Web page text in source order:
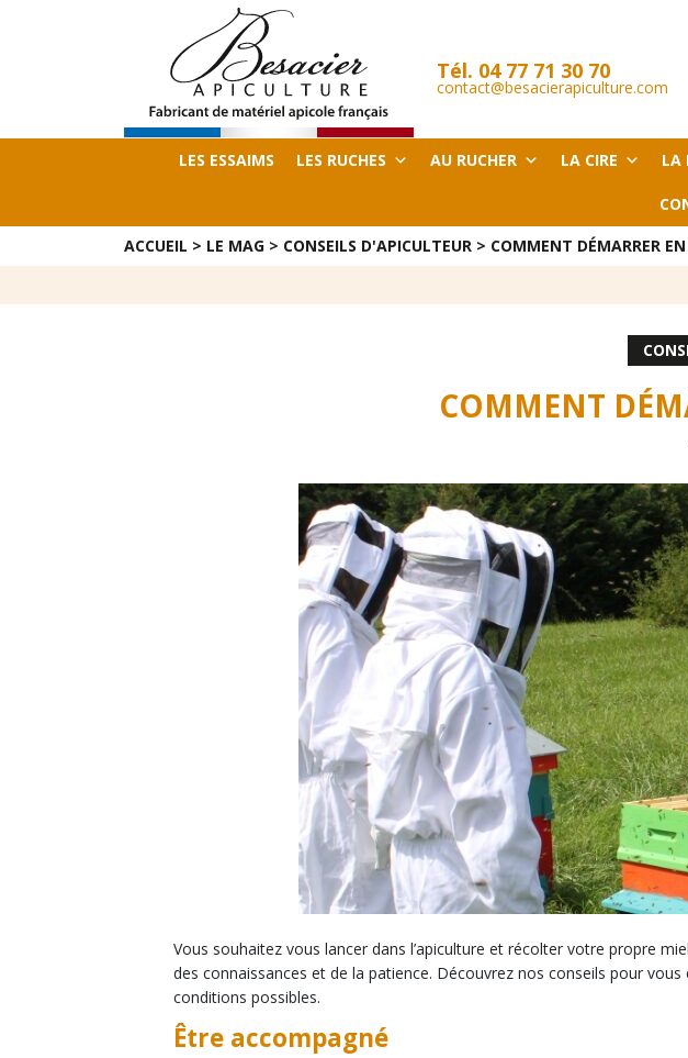
Tél. 04 77 71 30 70
contact@besacierapiculture.com
LES ESSAIMS LES RUCHES AU RUCHER LA CIRE LA
ACCUEIL > LE MAG > CONSEILS D'APICULTEUR> COMMENT DÉMARRER
COMMENT
Vous souhaitez vous lancer dans l’apiculture et récolter votre propre
des connaissances et de la patience. Découvrez nos conseils pour
conditions possibles.
Être accompagné